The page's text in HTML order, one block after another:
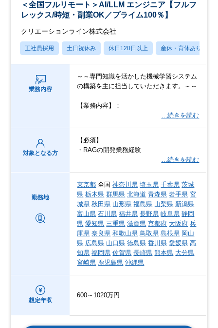
＜全国フルリモート＞AI/LLM エンジニア【フルフ
レックス/時短・副業OK／プライム100％】
クリエーションライン株式会社
正社員採用 土日祝休み 休日120日以上 産休・育休あり
業務内容
～～専門知識を活かした機械学習システム
の構築を主に担当していただきます。～～
【業務内容】：
…続きを読む
対象となる方
【必須】
・RAGの開発業務経験
…続きを読む
勤務地
東京都 全国神奈川県 埼玉県 千葉県 茨城
県 栃木県 群馬県 北海道 青森県 岩手県 宮
城県 秋田県 山形県 福島県 山梨県 新潟県
富山県 石川県 福井県 長野県 岐阜県 静岡
県 愛知県 三重県 滋賀県 京都府 大阪府 兵
庫県 奈良県 和歌山県 鳥取県 島根県 岡山
県 広島県 山口県 徳島県 香川県 愛媛県 高
知県 福岡県 佐賀県 長崎県 熊本県 大分県
宮崎県 鹿児島県 沖縄県
想定年収
600～1020万円